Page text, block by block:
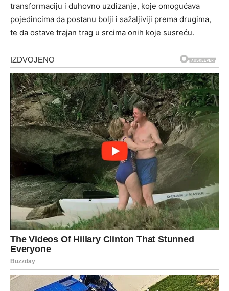
transformaciju i duhovno uzdizanje, koje omogućava
pojedincima da postanu bolji i sažaljiviji prema drugima,
te da ostave trajan trag u srcima onih koje susreću.